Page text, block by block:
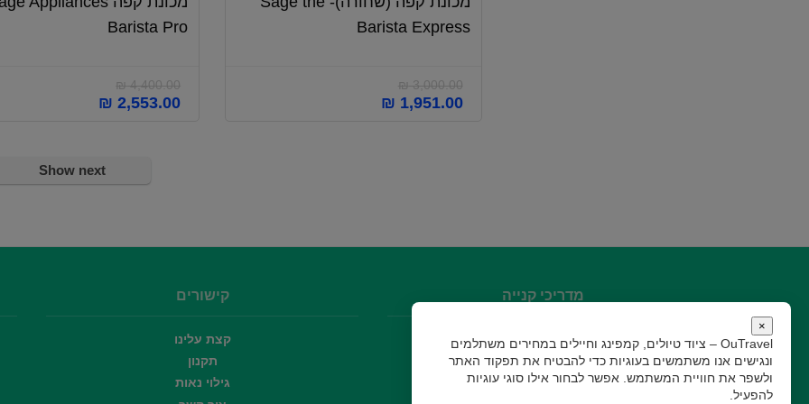
Barista Express
₪3,000.00
המחיר
₪ 1,951.00
Barista Pro
₪4,400.00
המחיר
₪ 2,553.00
המחיר
Show next
מדריכי קנייה
מדריך Amazon
מדריך AliExpress
מדריך Banggood
קישורים
קצת עלינו
תקנון
גילוי נאות
×
OuTravel – ציוד טיולים, קמפינג וחיילים במחירים משתלמים
ונגישים אנו משתמשים בעוגיות כדי להבטיח את תפקוד האתר
ולשפר את חוויית המשתמש. אפשר לבחור אילו סוגי עוגיות
להפעיל.